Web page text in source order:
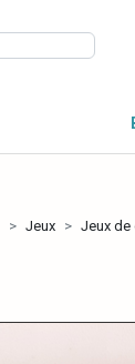
Jeux Jeux de